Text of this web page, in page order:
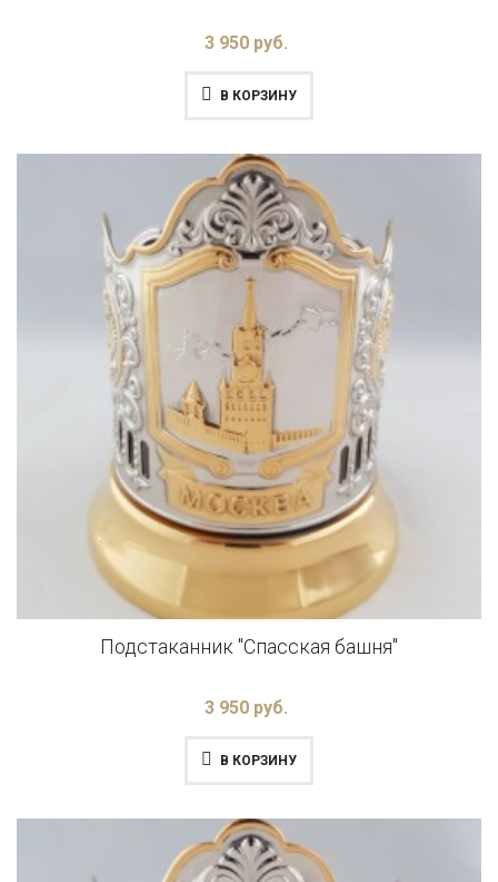
3 950 руб.
В КОРЗИНУ
Подстаканник "Спасская башня"
3 950 руб.
В КОРЗИНУ